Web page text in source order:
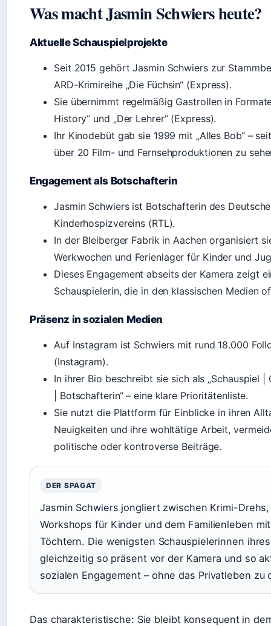
Was macht Jasmin Schwiers heute?
Aktuelle Schauspielprojekte
Seit 2015 gehört Jasmin Schwiers zur
ARD-Krimireihe „Die Füchsin“ (Express).
Sie übernimmt regelmäßig Gastrollen in
History“ und „Der Lehrer“ (Express).
Ihr Kinodebüt gab sie 1999 mit „Alles Bob“ –
über 20 Film- und Fernsehproduktionen zu
Engagement als Botschafterin
Jasmin Schwiers ist Botschafterin des
Kinderhospizvereins (RTL).
In der Bleiberger Fabrik in Aachen organisiert
Werkwochen und Ferienlager für Kinder und
Dieses Engagement abseits der Kamera zeigt
Schauspielerin, die in den klassischen Medien
Präsenz in sozialen Medien
Auf Instagram ist Schwiers mit rund 18.000
(Instagram).
In ihrer Bio beschreibt sie sich als „Schauspiel |
| Botschafterin“ – eine klare Prioritätenliste.
Sie nutzt die Plattform für Einblicke in ihren
Neuigkeiten und ihre wohltätige Arbeit,
politische oder kontroverse Beiträge.
DER SPAGAT
Jasmin Schwiers jongliert zwischen Krimi-
Workshops für Kinder und dem Familienleben
Töchtern. Die wenigsten Schauspielerinnen
gleichzeitig so präsent vor der Kamera und so
sozialen Engagement – ohne das Privatleben zu
Das charakteristische: Sie bleibt konsequent in